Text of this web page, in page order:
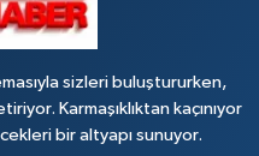
sizleri buluştururken,
Karmaşıklıktan kaçınıyor
bir altyapı sunuyor.